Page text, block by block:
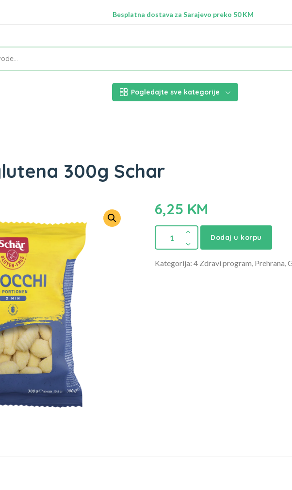
Besplatna dostava za Sarajevo preko 50 KM
Pogledajte sve kategorije
300g Schar
6,25 KM
Dodaj u korpu
Kategorija: 4 Zdravi program, Prehrana,